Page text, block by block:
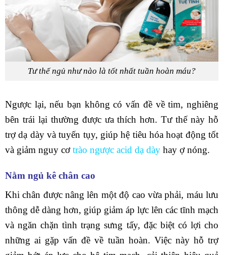
Tư thế ngủ như nào là tốt nhất tuần hoàn máu?
Ngược lại, nếu bạn không có vấn đề về tim, nghiêng
bên trái lại thường được ưa thích hơn. Tư thế này hỗ
trợ dạ dày và tuyến tụy, giúp hệ tiêu hóa hoạt động tốt
và giảm nguy cơ trào ngược acid dạ dày hay ợ nóng.
Nằm ngủ kê chân cao
Khi chân được nâng lên một độ cao vừa phải, máu lưu
thông dễ dàng hơn, giúp giảm áp lực lên các tĩnh mạch
và ngăn chặn tình trạng sưng tấy, đặc biệt có lợi cho
những ai gặp vấn đề về tuần hoàn. Việc này hỗ trợ